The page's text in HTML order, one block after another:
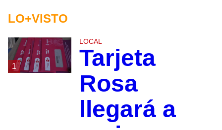
LO+VISTO
1
LOCAL
Tarjeta
Rosa
llegará a